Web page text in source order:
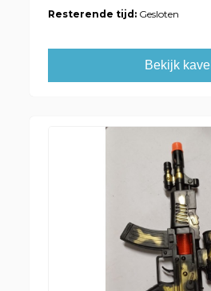
Resterende tijd: Gesloten
Bekijk kavel